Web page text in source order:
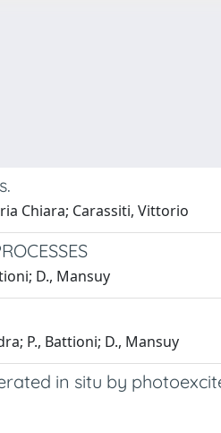
Chiara; Carassiti, Vittorio
D., Mansuy
P., Battioni; D., Mansuy
in situ by